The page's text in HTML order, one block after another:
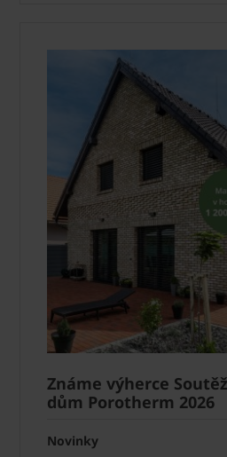
Známe výherce
dům Porotherm 2026
Novinky